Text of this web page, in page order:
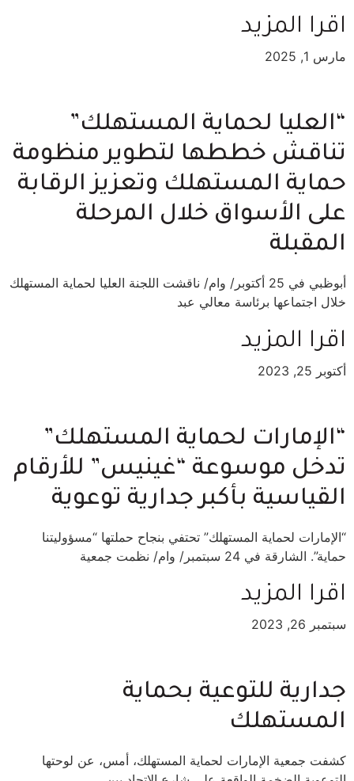
اقرا المزيد
مارس 1, 2025
“العليا لحماية المستهلك”
تناقش خططها لتطوير منظومة
حماية المستهلك وتعزيز الرقابة
على الأسواق خلال المرحلة
المقبلة
أبوظبي في 25 أكتوبر/ وام/ ناقشت اللجنة العليا لحماية المستهلك
خلال اجتماعها برئاسة معالي عبد
اقرا المزيد
أكتوبر 25, 2023
“الإمارات لحماية المستهلك”
تدخل موسوعة “غينيس” للأرقام
القياسية بأكبر جدارية توعوية
“الإمارات لحماية المستهلك” تحتفي بنجاح حملتها “مسؤوليتنا
حماية”. الشارقة في 24 سبتمبر/ وام/ نظمت جمعية
اقرا المزيد
سبتمبر 26, 2023
جدارية للتوعية بحماية
المستهلك
كشفت جمعية الإمارات لحماية المستهلك، أمس، عن لوحتها